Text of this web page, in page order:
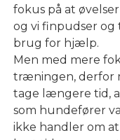
fokus på at
og vi finpudser
brug for hjælp.
Men med mere
træningen, derfor
tage længere tid,
som hundefører
ikke handler om